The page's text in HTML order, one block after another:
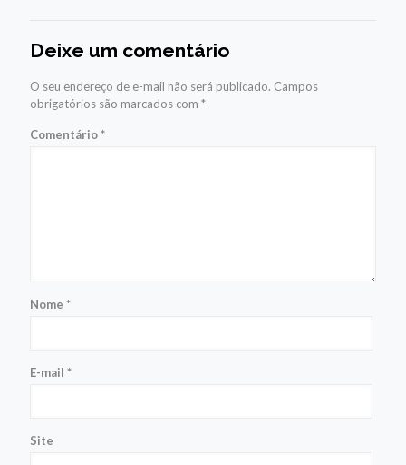
Deixe um comentário
O seu endereço de e-mail não será publicado. Campos
obrigatórios são marcados com *
Comentário*
Nome *
E-mail *
Site